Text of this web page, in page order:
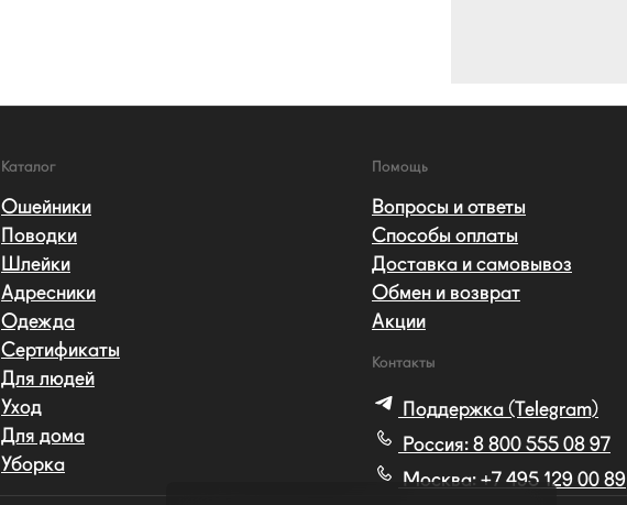
Каталог
Ошейники
Поводки
Шлейки
Адресники
Одежда
Сертификаты
Для людей
Уход
Для дома
Уборка
Помощь
Вопросы и ответы
Способы оплаты
Доставка и самовывоз
Обмен и возврат
Акции
Контакты
Поддержка (Telegram)
Россия: 8 800 555 08 97
Москва: +7 495 129 00 89